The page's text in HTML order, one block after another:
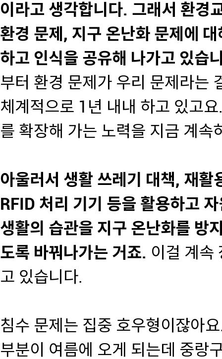
이라고 생각합니다. 그래서 환경
환경 문제, 지구 온난화 문제에
하고 인식을 공유해 나가고 있습
부터 환경 문제가 우리 문제라는
체계적으로 1년 내내 하고 있고
를 확장해 가는 노력을 지금 계속
아울러서 생활 쓰레기 대책, 재활
RFID 처리 기기 등을 활용하고
생활의 습관을 지구 온난화를 방
도록 바꿔나가는 거죠. 이걸 계속
고 있습니다.
침수 문제는 집중 호우형이잖아
부분이 여름에 오게 되는데 중랑